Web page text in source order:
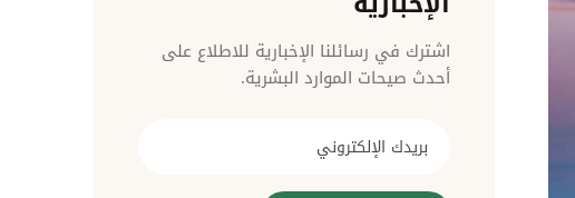
اشترك في رسائلنا الإخبارية للاطلاع على
أحدث صيحات الموارد البشرية.
مراقبة الدخول